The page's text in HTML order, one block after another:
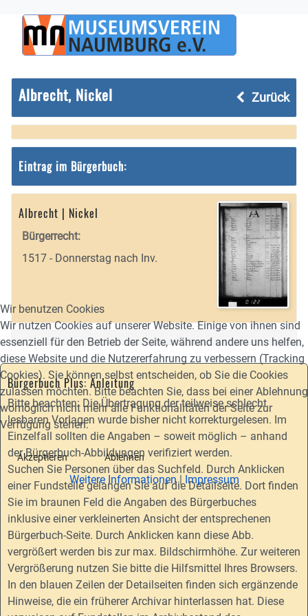
Zurück
Albrecht, Nickel
Eintrag im Bürgerbuch:
Albrecht | Nickel
Bürgerrecht:
1517 - Donnerstag nach Inv.
Bürgerbuch Plus: Anleitung
Bitte beachten: Die Übertragung der teilweise schlecht
lesbaren Vorlagen wurde bisher nicht korrekturgelesen. Im
Einzelfall sollten die Angaben – soweit möglich – anhand
der Bürgerbuch-Abbildungen verifiziert werden.
Suchen Sie Personen über das Suchfeld. Durch Anklicken
einer Fundstelle gelangen Sie auf die Detailseite. Dort finden
Sie im braunen Feld die Angaben des Bürgerbuches
inklusive einer verkleinerten Ansicht der entsprechenen
Bürgerbuch-Seite. Durch Anklicken kann diese Abb.
vergrößert werden bis zur max. Bildschirmhöhe. Zur weiteren
Vergrößerung nutzen Sie bitte die Hilfsmittel Ihres Browsers.
In den blauen Zeilen der Detailseiten finden sich ergänzende
Hinweise, die ein früherer Archivar hinterlassen hat. Diese
Wir benutzen Cookies
Wir nutzen Cookies auf unserer Website. Einige von ihnen sind
essenziell für den Betrieb der Seite, während andere uns helfen,
diese Website und die Nutzererfahrung zu verbessern (Tracking
Cookies). Sie können selbst entscheiden, ob Sie die Cookies
zulassen möchten. Bitte beachten Sie, dass bei einer Ablehnung
womöglich nicht mehr alle Funktionalitäten der Seite zur
Verfügung stehen.
Akzeptieren Ablehnen
Weitere Informationen| Impressum